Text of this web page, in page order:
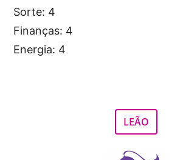
Sorte: 4
Finanças: 4
Energia: 4
LEÃO